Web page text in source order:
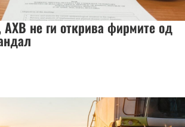
не ги открива фирмите од